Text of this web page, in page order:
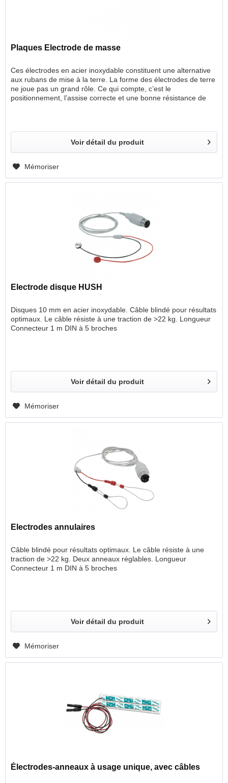
Plaques Electrode de masse
Ces électrodes en acier inoxydable constituent une alternative
aux rubans de mise à la terre. La forme des électrodes de terre
ne joue pas un grand rôle. Ce qui compte, c’est le
positionnement, l’assise correcte et une bonne résistance de
également être utilisée avec un gel de contact, comme les
électrodes de terre traditionnelles. Le câble de raccordement
est solidement fixé aux plaques. - Électrode avec câble de 120
cm avec fiche TP de 0,15 mm - Le diamètre de l’électrode de
terre des plaques est de 32 mm
Voir détail du produit
Mémoriser
Electrode disque HUSH
Disques 10 mm en acier inoxydable. Câble blindé pour résultats
optimaux. Le câble résiste à une traction de >22 kg. Longueur
Connecteur 1 m DIN à 5 broches
Voir détail du produit
Mémoriser
Electrodes annulaires
Câble blindé pour résultats optimaux. Le câble résiste à une
traction de >22 kg. Deux anneaux réglables. Longueur
Connecteur 1 m DIN à 5 broches
Voir détail du produit
Mémoriser
Électrodes-anneaux à usage unique, avec câbles